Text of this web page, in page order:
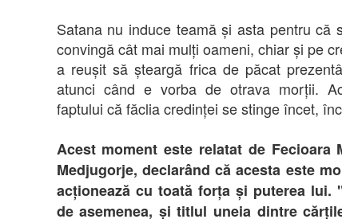
Satana nu induce teamă și asta pentru că
convingă cât mai mulți oameni, chiar și pe
a reușit să șteargă frica de păcat
atunci când e vorba de otrava morții.
faptului că făclia credinței se stinge încet,
Acest moment este relatat de Fecioara
Medjugorje, declarând că acesta este
acționează cu toată forța și puterea lui.
de asemenea, și titlul uneia dintre